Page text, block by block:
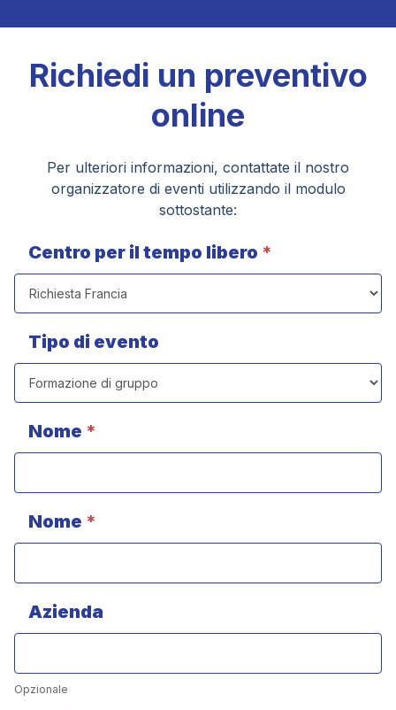
Richiedi un preventivo
online
Per ulteriori informazioni, contattate il nostro
organizzatore di eventi utilizzando il modulo
sottostante:
Richiedi
un
preventivo
Centro per il tempo libero *
Tipo di evento
Nome *
Nome *
Azienda
Opzionale